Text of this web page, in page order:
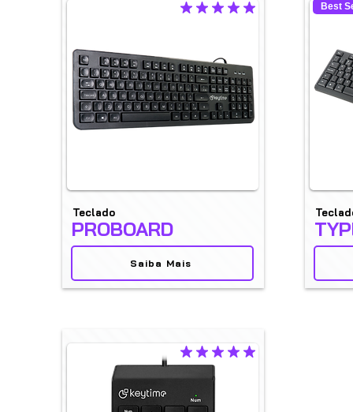
la calificación promedio es 4.9 de 5
PROBOARD
Teclado
Saiba Mais
la calificación promedio es 4.9 de 5
Best